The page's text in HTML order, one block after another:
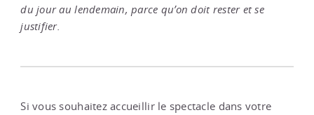
du jour au lendemain, parce qu’on doit rester et se
justifier.
Si vous souhaitez accueillir le spectacle dans votre